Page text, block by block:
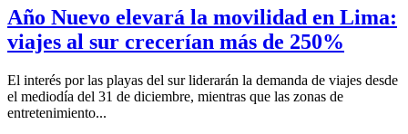
Año Nuevo elevará la movilidad en Lima:
viajes al sur crecerían más de 250%
El interés por las playas del sur liderarán la demanda de viajes desde
el mediodía del 31 de diciembre, mientras que las zonas de
entretenimiento...